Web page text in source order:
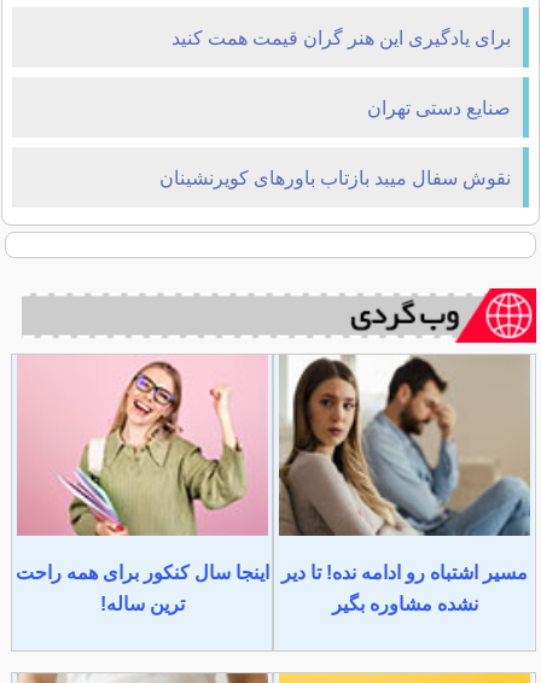
برای یادگیری این هنر گران قیمت همت کنید
صنایع دستی تهران
نقوش سفال میبد بازتاب باورهای کویرنشینان
مسیر اشتباه رو ادامه نده! تا دیر
نشده مشاوره بگیر
اینجا سال کنکور برای همه راحت
ترین ساله!